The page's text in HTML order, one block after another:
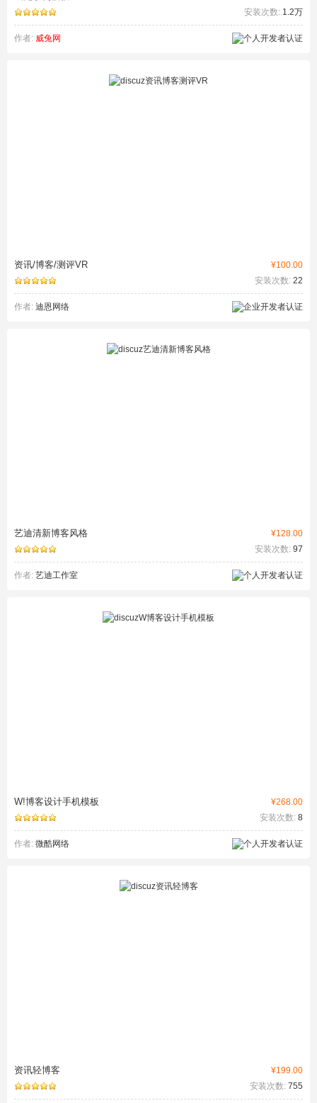
安装次数: 1.2万
作者: 威兔网
¥100.00
资讯/博客/测评VR
安装次数: 22
作者: 迪恩网络
¥128.00
艺迪清新博客风格
安装次数: 97
作者: 艺迪工作室
¥268.00
W!博客设计手机模板
安装次数: 8
作者: 微酷网络
¥199.00
资讯轻博客
安装次数: 755